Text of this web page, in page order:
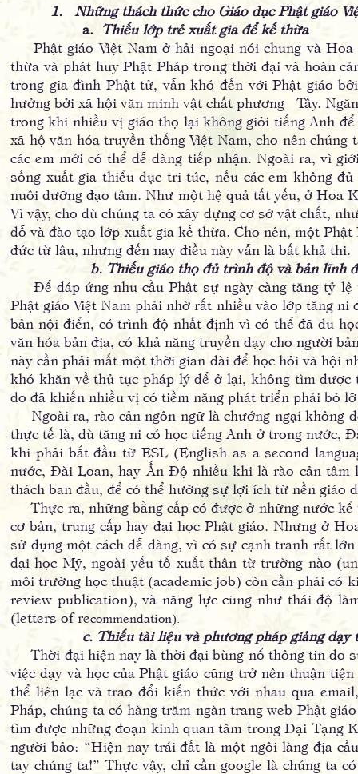
1. Những thách thức cho Giáo dục Phật giáo
a. Thiếu lớp trẻ xuất gia để kế thừa
Phật giáo Việt Nam ở hải ngoại nói chung và
thừa và phát huy Phật Pháp trong thời đại và hoàn
trong gia đình Phật tử, vẫn khó đến với Phật giáo
hưởng bởi xã hội văn minh vật chất phương Tây.
trong khi nhiều vị giáo thọ lại không giỏi tiếng Anh
xã hộ văn hóa truyền thống Việt Nam, cho nên
các em mới có thể dễ dàng tiếp nhận. Ngoài ra, vì
sống xuất gia thiểu dục tri túc, nếu các em không
nuôi dưỡng đạo tâm. Như một hệ quả tất yếu, ở Hoa
Vì vậy, cho dù chúng ta có xây dựng cơ sở vật chất,
dỗ và đào tạo lớp xuất gia kế thừa. Cho nên, một
đức từ lâu, nhưng đến nay điều này vẫn là bất khả thi.
b. Thiếu giáo thọ đủ trình độ và bản lĩnh
Để đáp ứng nhu cầu Phật sự ngày càng tăng tỷ lệ
Phật giáo Việt Nam phải nhờ rất nhiều vào lớp tăng
bản nội điển, có trình độ nhất định vì có thể đã du
văn hóa bản địa, có khả năng truyền dạy cho người
này cần phải mất một thời gian dài để học hỏi và hội
khó khăn về thủ tục pháp lý để ở lại, không tìm
do đã khiến nhiều vị có tiềm năng phát triển phải bỏ
Ngoài ra, rào cản ngôn ngữ là chướng ngại không
thực tế là, dù tăng ni có học tiếng Anh ở trong nước,
khi phải bắt đầu từ ESL (English as a second
nước, Đài Loan, hay Ấn Độ nhiều khi là rào cản
thách ban đầu, để có thể hưởng sự lợi ích từ nền
Thực ra, những bằng cấp có được ở những nước kể
cơ bản, trung cấp hay đại học Phật giáo. Nhưng ở
sử dụng một cách dễ dàng, vì có sự cạnh tranh rất
đại học Mỹ, ngoài yếu tố xuất thân từ trường nào
môi trường học thuật (academic job) còn cần phải có
review publication), và năng lực cũng như thái độ
(letters of recommendation).
c. Thiếu tài liệu và phương pháp giảng dạy
Thời đại hiện nay là thời đại bùng nổ thông tin do
việc dạy và học của Phật giáo cũng trở nên thuận
thể liên lạc và trao đổi kiến thức với nhau qua
Pháp, chúng ta có hàng trăm ngàn trang web Phật
tìm được những đoạn kinh quan tâm trong Đại Tạng
người bảo: “Hiện nay trái đất là một ngôi làng địa
tay chúng ta!” Thực vậy, chỉ cần google là chúng ta